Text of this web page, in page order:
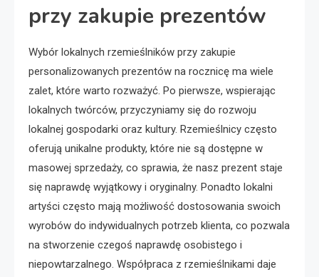
przy zakupie prezentów
Wybór lokalnych rzemieślników przy zakupie
personalizowanych prezentów na rocznicę ma wiele
zalet, które warto rozważyć. Po pierwsze, wspierając
lokalnych twórców, przyczyniamy się do rozwoju
lokalnej gospodarki oraz kultury. Rzemieślnicy często
oferują unikalne produkty, które nie są dostępne w
masowej sprzedaży, co sprawia, że nasz prezent staje
się naprawdę wyjątkowy i oryginalny. Ponadto lokalni
artyści często mają możliwość dostosowania swoich
wyrobów do indywidualnych potrzeb klienta, co pozwala
na stworzenie czegoś naprawdę osobistego i
niepowtarzalnego. Współpraca z rzemieślnikami daje